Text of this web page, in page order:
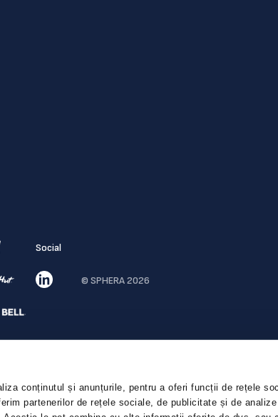
conținutul și anunțurile, pentru a oferi funcții de rețele
partenerilor de rețele sociale, de publicitate și de
Social
© SPHERA 2026